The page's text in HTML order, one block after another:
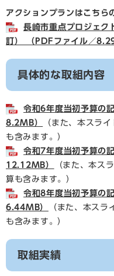
アクションプランはこちら
長崎市重点プロジェク
訂） （PDFファイル／
具体的な取組内容
令和6年度当初予算の
8.2MB）
（また、本スラ
も含みます。）
令和7年度当初予算の
12.12MB）
（また、本ス
算も含みます。）
令和8年度当初予算の
6.44MB）
（また、本スラ
も含みます。）​
取組実績